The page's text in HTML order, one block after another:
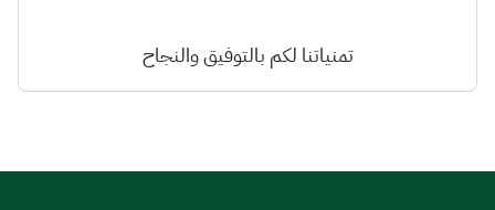
تمنياتنا لكم بالتوفيق والنجاح